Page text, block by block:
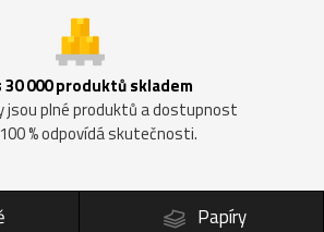
30 000 produktů skladem
jsou plné produktů a dostupnost
% odpovídá skutečnosti.
Papíry